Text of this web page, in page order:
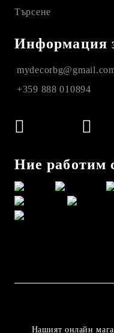
Търсене
Информация
+359 888 010894
Ние работим
Нашият онлайн